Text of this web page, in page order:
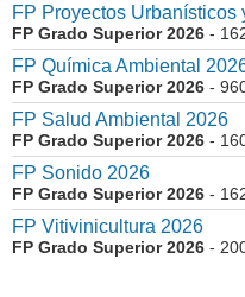
FP Proyectos Urbanísticos
FP Grado Superior 2026 -
FP Química Ambiental
FP Grado Superior 2026 -
FP Salud Ambiental 2026
FP Grado Superior 2026 -
FP Sonido 2026
FP Grado Superior 2026 -
FP Vitivinicultura 2026
FP Grado Superior 2026 -